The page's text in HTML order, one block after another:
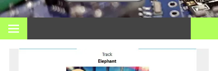
3D
und
Bei nerdiy.de dreht sich alles um Elektronik, Heimwerken, 3D-
Druck, Smart Home und viele andere technische Themen.